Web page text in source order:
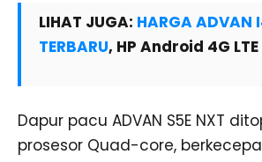
LIHAT JUGA: HARGA ADVAN
TERBARU, HP Android 4G
Dapur pacu ADVAN S5E NXT
prosesor Quad-core,